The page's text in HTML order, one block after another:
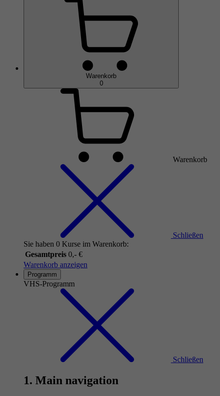
Warenkorb
0
Warenkorb
Schließen
Sie haben 0 Kurse im Warenkorb:
Gesamtpreis 0,- €
Warenkorb anzeigen
Programm
VHS-Programm
Schließen
1. Main navigation